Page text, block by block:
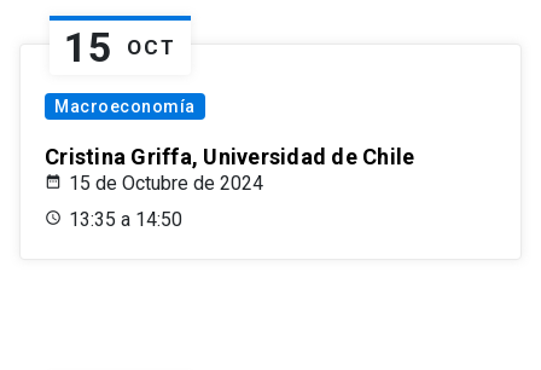
15 OCT
Macroeconomía
Cristina Griffa, Universidad de Chile
15 de Octubre de 2024
13:35 a 14:50